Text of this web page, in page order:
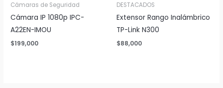
Cámaras de Seguridad
Cámara IP 1080p IPC-
A22EN-IMOU
$199,000
DESTACADOS
Extensor Rango Inalámbrico
TP-Link N300
$88,000